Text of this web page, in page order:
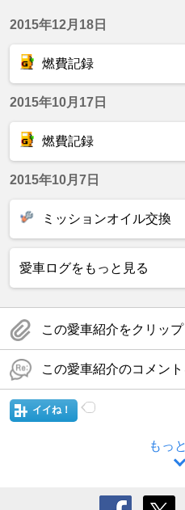
2015年12月18日
燃費記録
2015年10月17日
燃費記録
2015年10月7日
ミッションオイル交換
愛車ログをもっと見る
この愛車紹介をクリッ
この愛車紹介のコメン
イイね！
もっ